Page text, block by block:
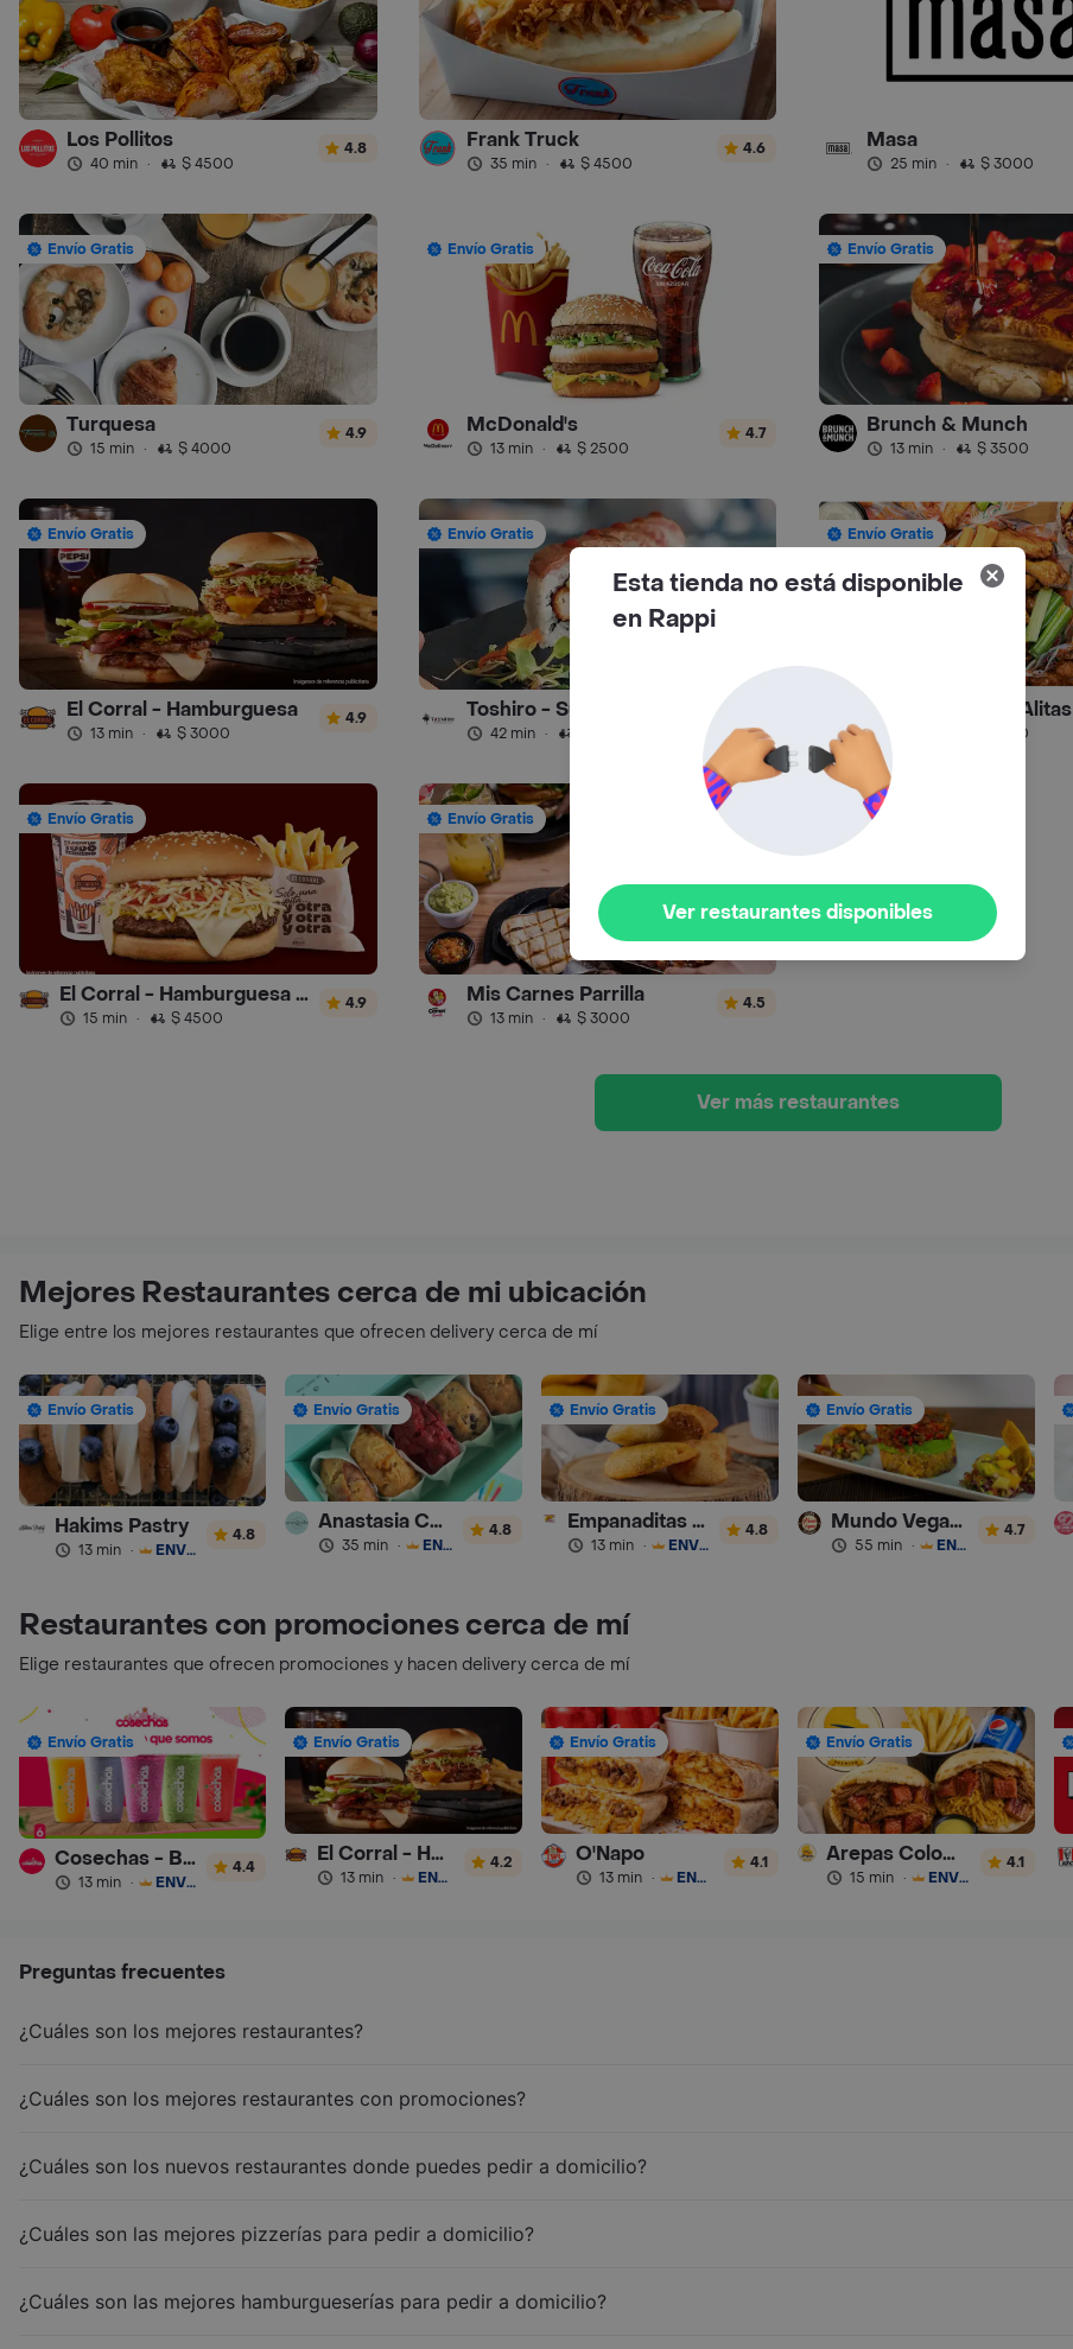
Los Pollitos
40 min · $ 4500
4.8 Frank Truck
35 min · $ 4500
4.6 Masa
25 min · $ 3000
Envío Gratis
Turquesa
15 min · $ 4000
4.9
Envío Gratis
McDonald's
13 min · $ 2500
4.7
Envío Gratis
Brunch & Munch
13 min · $ 3500
Envío Gratis
El Corral - Hamburguesa
13 min · $ 3000
4.9
Envío Gratis
Toshiro - Sushi
42 min ·
Envío Gratis
Buffalo Wings - Alitas
$ 3500
Envío Gratis
El Corral - Hamburguesa - Turbo
15 min · $ 4500
4.9
Envío Gratis
Mis Carnes Parrilla
13 min · $ 3000
4.5
Ver más restaurantes
Mejores Restaurantes cerca de mi ubicación
Elige entre los mejores restaurantes que ofrecen delivery cerca de mí
Envío Gratis
Hakims Pastry
13 min · ENVÍO GRATIS
4.8
Envío Gratis
Anastasia Cookies
35 min · ENVÍO GRATIS
4.8
Envío Gratis
Empanaditas de Pipian - Empanadas
13 min · ENVÍO GRATIS
4.8
Envío Gratis
Mundo Vegano
55 min · ENVÍO GRATIS
4.7
Restaurantes con promociones cerca de mí
Elige restaurantes que ofrecen promociones y hacen delivery cerca de mí
Envío Gratis
Cosechas - Batidos
13 min · ENVÍO GRATIS
4.4
Envío Gratis
El Corral - Hamburguesa
13 min · ENVÍO GRATIS
4.2
Envío Gratis
O'Napo
13 min · ENVÍO GRATIS
4.1
Envío Gratis
Arepas Colombianas Premium
15 min · ENVÍO GRATIS
4.1
Preguntas frecuentes
¿Cuáles son los mejores restaurantes?
¿Cuáles son los mejores restaurantes con promociones?
¿Cuáles son los nuevos restaurantes donde puedes pedir a domicilio?
¿Cuáles son las mejores pizzerías para pedir a domicilio?
¿Cuáles son las mejores hamburgueserías para pedir a domicilio?
Esta tienda no está disponible
en Rappi
Ver restaurantes disponibles